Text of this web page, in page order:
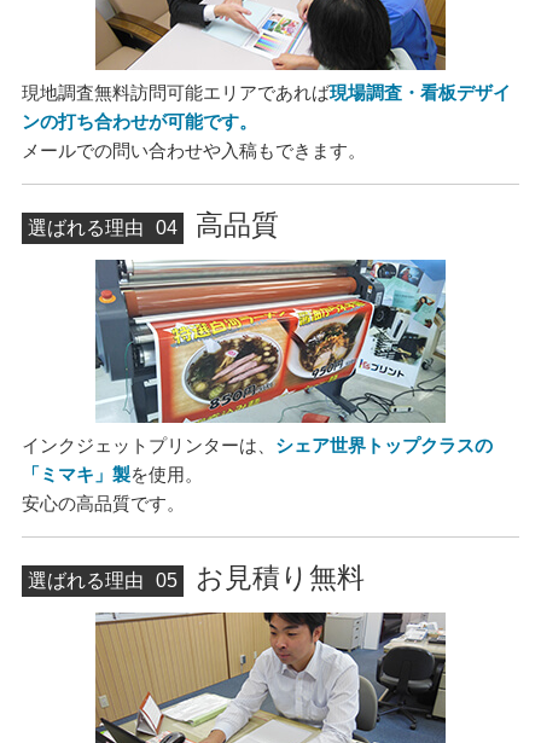
現地調査無料訪問可能エリアであれば現場調査・看板デザイ
ンの打ち合わせが可能です。
メールでの問い合わせや入稿もできます。
選ばれる理由 04 高品質
インクジェットプリンターは、 シェア世界トップクラスの
「ミマキ」製を使用。
安心の高品質です。
選ばれる理由 05 お見積り無料